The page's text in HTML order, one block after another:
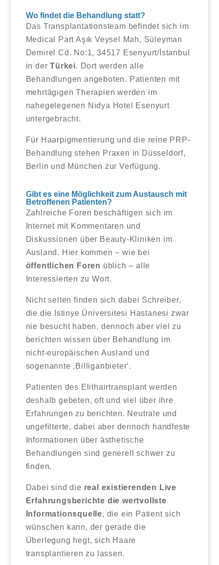
Wo findet die Behandlung statt?
Das Transplantationsteam befindet sich im
Medical Part Aşık Veysel Mah, Süleyman
Demirel Cd. No:1, 34517 Esenyurt/İstanbul
in derTürkei. Dort werden alle
Behandlungen angeboten. Patienten mit
mehrtägigen Therapien werden im
nahegelegenen Nidya Hotel Esenyurt
untergebracht.
Für Haarpigmentierung und die reine PRP-
Behandlung stehen Praxen in Düsseldorf,
Berlin und München zur Verfügung.
Gibt es eine Möglichkeit zum Austausch mit
Betroffenen Patienten?
Zahlreiche Foren beschäftigen sich im
Internet mit Kommentaren und
Diskussionen über Beauty-Kliniken im
Ausland. Hier kommen – wie bei
öffentlichen Foren üblich – alle
Interessierten zu Wort.
Nicht selten finden sich dabei Schreiber,
die die Istinye Üniversitesi Hastanesi zwar
nie besucht haben, dennoch aber viel zu
berichten wissen über Behandlung im
nicht-europäischen Ausland und
sogenannte ‚Billiganbieter‘.
Patienten des Elithairtransplant werden
deshalb gebeten, oft und viel über ihre
Erfahrungen zu berichten. Neutrale und
ungefilterte, dabei aber dennoch handfeste
Informationen über ästhetische
Behandlungen sind generell schwer zu
finden.
Dabei sind die real existierenden Live
Erfahrungsberichte die wertvollste
Informationsquelle, die ein Patient sich
wünschen kann, der gerade die
Überlegung hegt, sich Haare
transplantieren zu lassen.